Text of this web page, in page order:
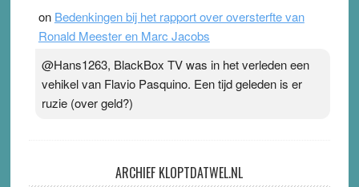
on Bedenkingen bij het rapport over oversterfte van
Ronald Meester en Marc Jacobs
@Hans1263, BlackBox TV was in het verleden een
vehikel van Flavio Pasquino. Een tijd geleden is er
ruzie (over geld?)
ARCHIEF KLOPTDATWEL.NL